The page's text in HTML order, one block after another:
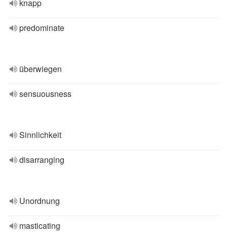
knapp
predominate
überwiegen
sensuousness
Sinnlichkeit
disarranging
Unordnung
masticating